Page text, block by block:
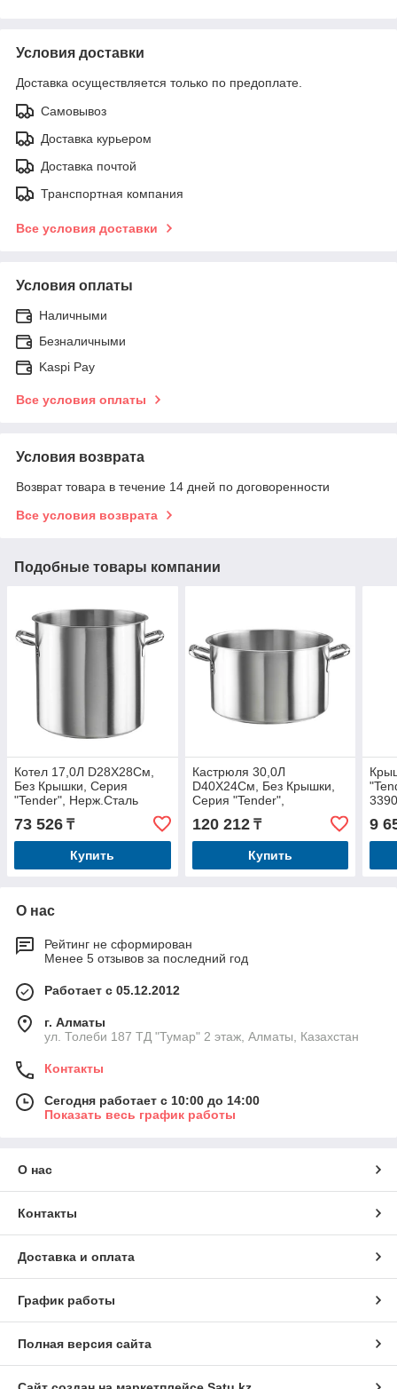
Условия доставки
Доставка осуществляется только по предоплате.
Самовывоз
Доставка курьером
Доставка почтой
Транспортная компания
Все условия доставки
Условия оплаты
Наличными
Безналичными
Kaspi Pay
Все условия оплаты
Условия возврата
Возврат товара в течение 14 дней по договоренности
Все условия возврата
Подобные товары компании
Котел 17,0Л D28Х28См,
Без Крышки, Серия
"Tender", Нерж.Сталь
33900328
73 526 ₸
Купить
Кастрюля 30,0Л
D40Х24См, Без Крышки,
Серия "Tender",
Нерж.Сталь 33900540
120 212₸
Купить
9
О нас
Рейтинг не сформирован
Менее 5 отзывов за последний год
Работает с 05.12.2012
г. Алматы
ул. Толеби 187 ТД "Тумар" 2 этаж, Алматы, Казахстан
Контакты
Сегодня работает с 10:00 до 14:00
Показать весь график работы
О нас
Контакты
Доставка и оплата
График работы
Полная версия сайта